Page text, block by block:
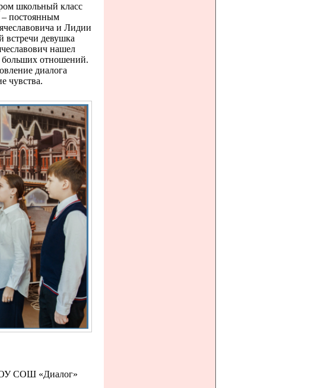
школьный класс
– постоянным
и Лидии
встречи девушка
нашел
больших отношений.
диалога
чувства.
СОШ «Диалог»